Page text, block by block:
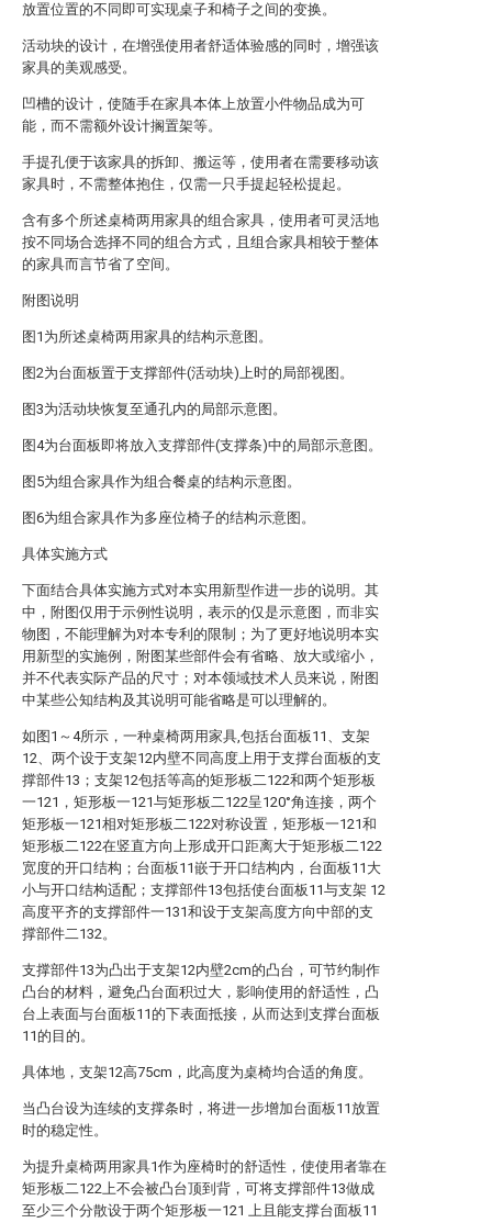
放置位置的不同即可实现桌子和椅子之间的变换。
活动块的设计，在增强使用者舒适体验感的同时，增强该
家具的美观感受。
凹槽的设计，使随手在家具本体上放置小件物品成为可
能，而不需额外设计搁置架等。
手提孔便于该家具的拆卸、搬运等，使用者在需要移动该
家具时，不需整体抱住，仅需一只手提起轻松提起。
含有多个所述桌椅两用家具的组合家具，使用者可灵活地
按不同场合选择不同的组合方式，且组合家具相较于整体
的家具而言节省了空间。
附图说明
图1为所述桌椅两用家具的结构示意图。
图2为台面板置于支撑部件(活动块)上时的局部视图。
图3为活动块恢复至通孔内的局部示意图。
图4为台面板即将放入支撑部件(支撑条)中的局部示意图。
图5为组合家具作为组合餐桌的结构示意图。
图6为组合家具作为多座位椅子的结构示意图。
具体实施方式
下面结合具体实施方式对本实用新型作进一步的说明。其
中，附图仅用于示例性说明，表示的仅是示意图，而非实
物图，不能理解为对本专利的限制；为了更好地说明本实
用新型的实施例，附图某些部件会有省略、放大或缩小，
并不代表实际产品的尺寸；对本领域技术人员来说，附图
中某些公知结构及其说明可能省略是可以理解的。
如图1～4所示，一种桌椅两用家具,包括台面板11、支架
12、两个设于支架12内壁不同高度上用于支撑台面板的支
撑部件13；支架12包括等高的矩形板二122和两个矩形板
一121，矩形板一121与矩形板二122呈120°角连接，两个
矩形板一121相对矩形板二122对称设置，矩形板一121和
矩形板二122在竖直方向上形成开口距离大于矩形板二122
宽度的开口结构；台面板11嵌于开口结构内，台面板11大
小与开口结构适配；支撑部件13包括使台面板11与支架 12
高度平齐的支撑部件一131和设于支架高度方向中部的支
撑部件二132。
支撑部件13为凸出于支架12内壁2cm的凸台，可节约制作
凸台的材料，避免凸台面积过大，影响使用的舒适性，凸
台上表面与台面板11的下表面抵接，从而达到支撑台面板
11的目的。
具体地，支架12高75cm，此高度为桌椅均合适的角度。
当凸台设为连续的支撑条时，将进一步增加台面板11放置
时的稳定性。
为提升桌椅两用家具1作为座椅时的舒适性，使使用者靠在
矩形板二122上不会被凸台顶到背，可将支撑部件13做成
至少三个分散设于两个矩形板一121 上且能支撑台面板11